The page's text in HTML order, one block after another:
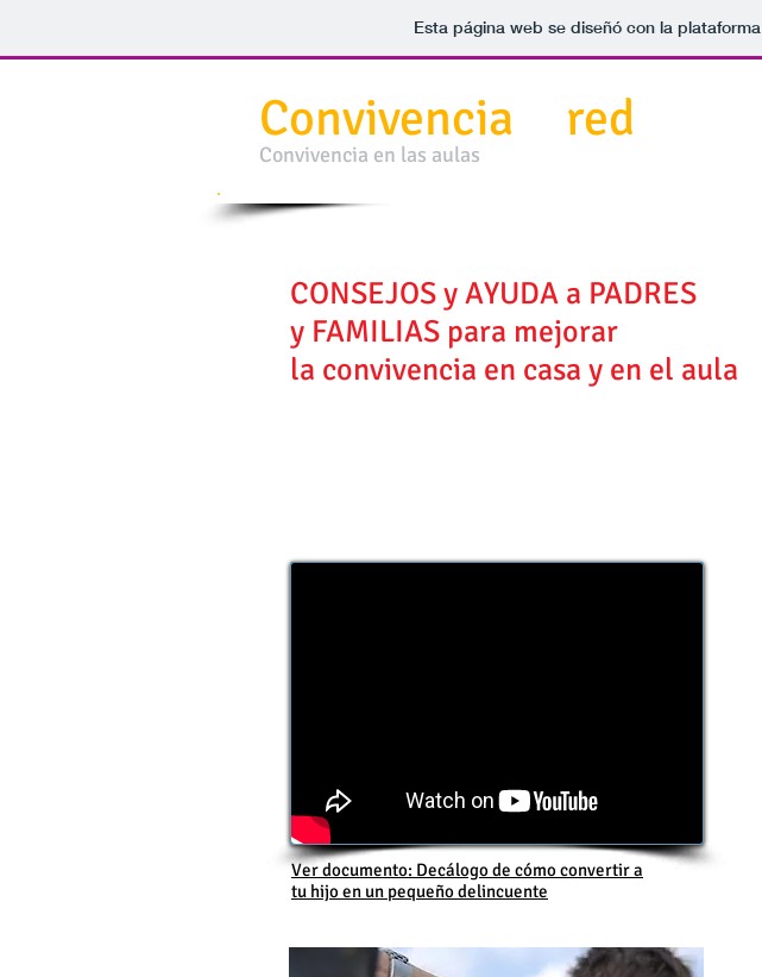
Esta página web se diseñó con la plataforma
Convivencia red
Convivencia en las aulas
CONSEJOS y AYUDA a PADRES
y FAMILIAS para mejorar
la convivencia en casa y en el aula
Ver documento: Decálogo de cómo convertir a
tu hijo en un pequeño delincuente